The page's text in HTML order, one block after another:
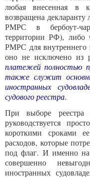
любая внесенная в
возвращена декларанту
РМРС в бербоут-
территории РФ), либо
РМРС для внутреннего
оно не исключено из
платежей полностью
также служит
иностранных
судового реестра.
При выборе реестра
руководствуется
короткими сроками
расходов, которые
под флаг. И именно на
совершенно
иностранных